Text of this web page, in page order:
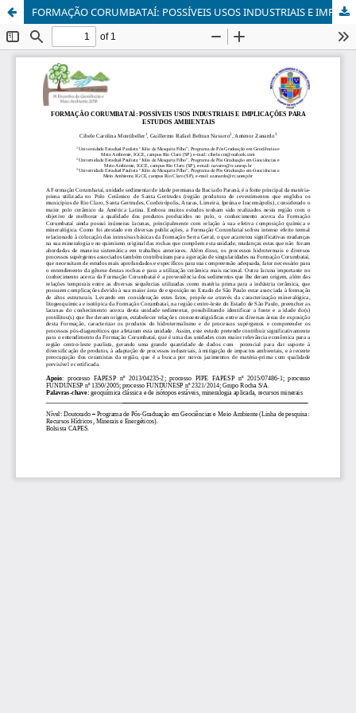
FORMAÇÃO CORUMBATAÍ: POSSÍVEIS USOS INDUSTRIAIS E IMPLICAÇÕES PARA ESTUDOS AMBIENTAIS